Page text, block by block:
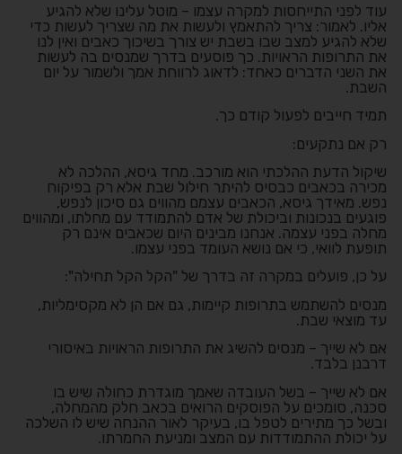
עוד לפני התייחסות למקרה עצמו – מוטל עלינו שלא להגיע
אליו. לאמור: צריך להתאמץ ולעשות את מה שצריך לעשות כדי
שלא להגיע למצב שבו בשבת יש צורך בשיכוך כאבים ואין לנו
את התרופות הראויות. כך פוסעים בדרך שמנסים בה לעשות
את השני הדברים כאחד: לדאוג לרווחת אמך ולשמור על יום
השבת.
תמיד חייבים לפעול קודם כך.
רק אם נתקעים:
שיקול הדעת ההלכתי הוא מורכב. מחד גיסא, ההלכה לא
מכירה בכאבים כבסיס להיתר חילול שבת אלא רק בפיקוח
נפש. מאידך גיסא, הכאבים עצמם מהווים גם סיכון לנפש,
פוגעים בנכונות וביכולת של אדם להתמודד עם מחלתו, ומהווים
מחלה בפני עצמה. אנחנו מבינים היום שכאבים אינם רק
תופעת לוואי, כי אם נושא העומד בפני עצמו.
על כן, פועלים במקרה זה בדרך של "הקל הקל תחילה":
מנסים להשתמש בתרופות קיימות, גם אם הן לא מקסימליות,
עד מוצאי שבת.
אם לא שייך – מנסים להשיג את התרופות הראויות באיסורי
דרבנן בלבד.
אם לא שייך – בשל העובדה שאמך מוגדרת כחולה שיש בו
סכנה, סומכים על הפוסקים הרואים בכאב חלק מהמחלה,
ובשל כך מתירים לטפל בו, בעיקר לאור ההנחה שיש לו השלכה
על יכולת ההתמודדות עם המצב ומניעת החמרתו.